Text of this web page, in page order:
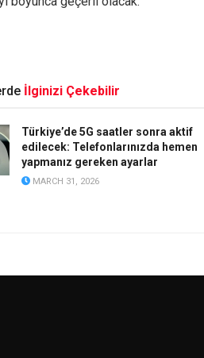
İlginizi Çekebilir
Türkiye’de 5G saatler sonra aktif
edilecek: Telefonlarınızda hemen
yapmanız gereken ayarlar
MARCH 31, 2026